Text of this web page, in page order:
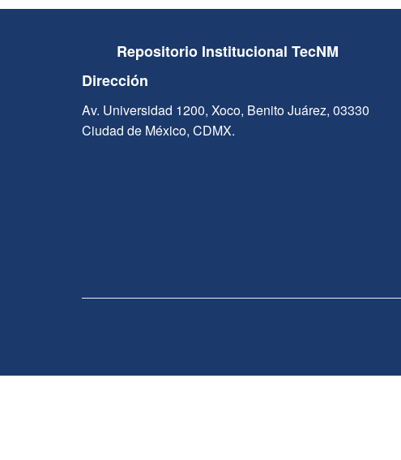
Repositorio Institucional TecNM
Dirección
Av. Universidad 1200, Xoco, Benito Juárez, 03330
Ciudad de México, CDMX.